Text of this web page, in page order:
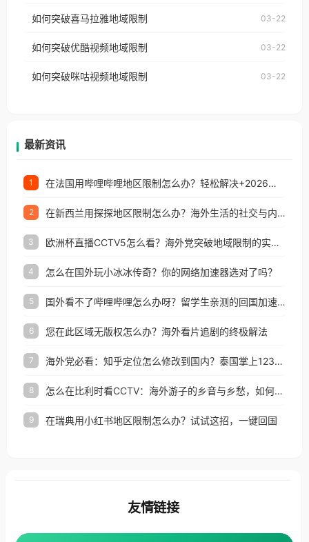
台湾、美国、加拿大、澳大利亚、欧洲等国家和地区
权限制所困扰。
国、加拿大、澳大利亚、欧洲等国家和地区时，网易
制问题，且仅能在中国大陆地区播放。 遇到这个问题
户收听网易云音乐地区版权限制」的问题，无论人在
如何突破喜马拉雅地域限制 03-22
如何突破优酷视频地域限制 03-22
如何突破咪咕视频地域限制 03-22
最新资讯
1 在法国用哔哩哔哩地区限制怎么办？轻松解决+2026世界杯看球攻略
2 在新西兰用探探地区限制怎么办？海外生活的社交与内容之困
3 欧洲杯直播CCTV5怎么看？海外党突破地域限制的实用指南
4 怎么在国外玩小冰冰传奇？你的网络加速器选对了吗？
5 国外看不了哔哩哔哩怎么办呀？留学生亲测的回国加速全攻略（含酷我音乐渤海银行解决方法）
6 您在此区域无版权怎么办？海外看片追剧的终极解法
7 海外党必看：知乎定位怎么修改到国内？泰国掌上12333、印度天府通难题全解决！
8 怎么在比利时看CCTV：海外游子的乡音与乡愁，如何一键连接？
9 在瑞典用小红书地区限制怎么办？试试这招，一键回国
友情链接